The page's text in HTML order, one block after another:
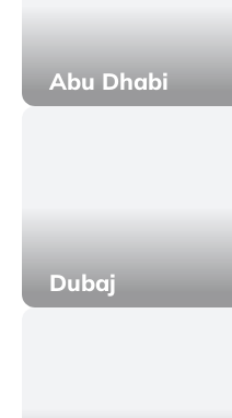
Abu Dhabi
Dubaj